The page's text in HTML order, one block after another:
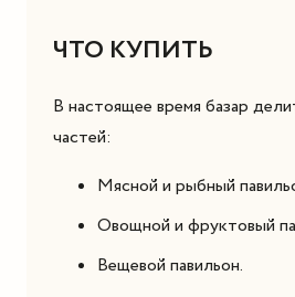
ЧТО КУПИТЬ
В настоящее время базар
частей:
Мясной и рыбный
Овощной и фруктовый
Вещевой павильон.